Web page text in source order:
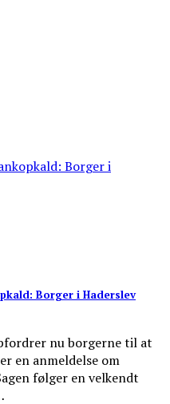
Borger i Haderslev
nu borgerne til at
en anmeldelse om
følger en velkendt